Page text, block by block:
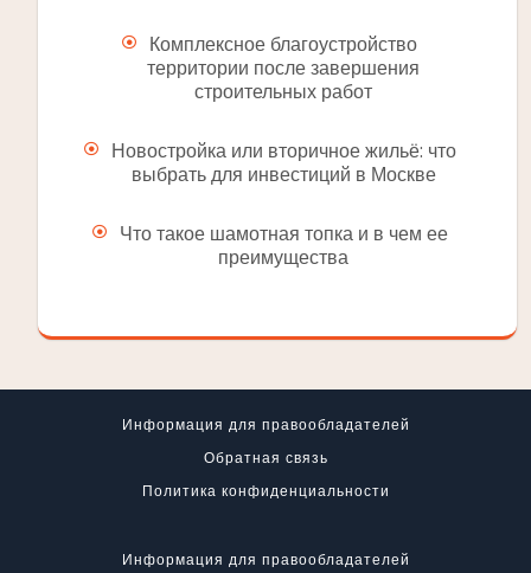
Комплексное благоустройство
территории после завершения
строительных работ
Новостройка или вторичное жильё: что
выбрать для инвестиций в Москве
Что такое шамотная топка и в чем ее
преимущества
Информация для правообладателей
Обратная связь
Политика конфиденциальности
Информация для правообладателей